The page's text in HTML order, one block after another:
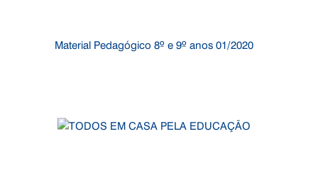
Material Pedagógico 8º e 9º anos 01/2020